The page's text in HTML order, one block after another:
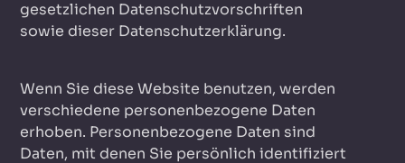
gesetzlichen Datenschutzvorschriften
sowie dieser Datenschutzerklärung.
Wenn Sie diese Website benutzen, werden
verschiedene personenbezogene Daten
erhoben. Personenbezogene Daten sind
Daten, mit denen Sie persönlich identifiziert